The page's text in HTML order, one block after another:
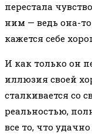
перестала
ним — ведь она-то
кажется себе
И как только он
иллюзия своей
сталкивается со
реальностью,
все то, что